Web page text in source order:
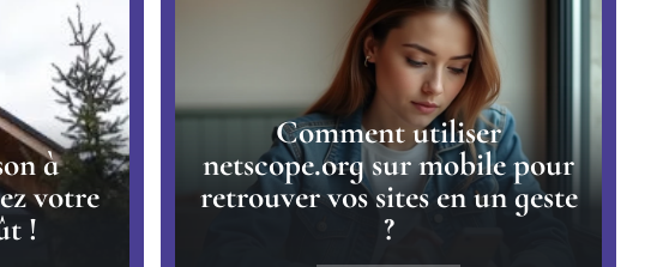
à
votre
!
Comment utiliser
netscope.org sur mobile pour
retrouver vos sites en un geste
?